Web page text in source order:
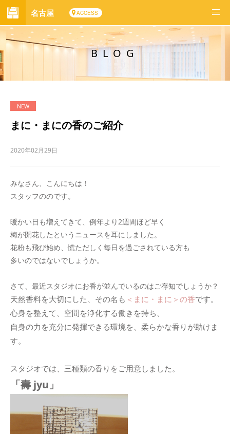
名古屋 ACCESS
BLOG
まに・まにの香のご紹介
2020年02月29日
みなさん、こんにちは！
スタッフののです。
暖かい日も増えてきて、例年より2週間ほど早く
梅が開花したというニュースを耳にしました。
花粉も飛び始め、慌ただしく毎日を過ごされている方も
多いのではないでしょうか。
さて、最近スタジオにお香が並んでいるのはご存知でしょうか？
天然香料を大切にした、その名も ＜まに・まに＞の香です。
心身を整えて、空間を浄化する働きを持ち、
自身の力を充分に発揮できる環境を、柔らかな香りが助けま
す。
スタジオでは、三種類の香りをご用意しました。
「壽 jyu」